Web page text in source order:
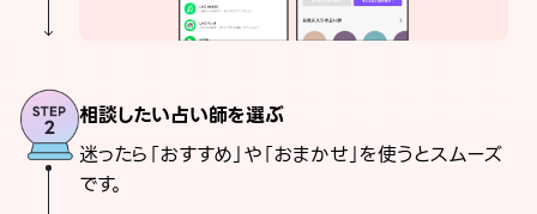
相談したい占い師を選ぶ
迷ったら「おすすめ」や「おまかせ」を使うとスムーズ
です。